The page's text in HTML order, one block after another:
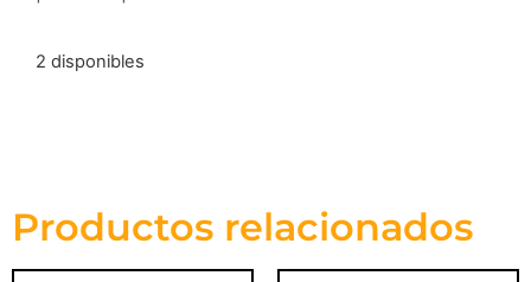
2 disponibles
Productos relacionados